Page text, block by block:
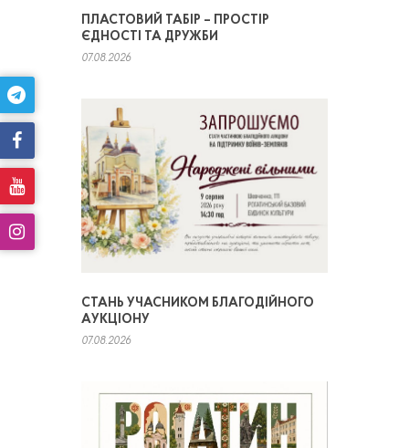
ПЛАСТОВИЙ ТАБІР – ПРОСТІР
ЄДНОСТІ ТА ДРУЖБИ
07.08.2026
СТАНЬ УЧАСНИКОМ БЛАГОДІЙНОГО
АУКЦІОНУ
07.08.2026